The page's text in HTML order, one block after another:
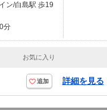
ン/白島駅 歩19
分
お気に入り
追加 詳細を見る